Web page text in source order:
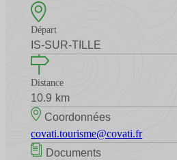
Départ
IS-SUR-TILLE
Distance
10.9 km
Coordonnées
covati.tourisme@covati.fr
Documents